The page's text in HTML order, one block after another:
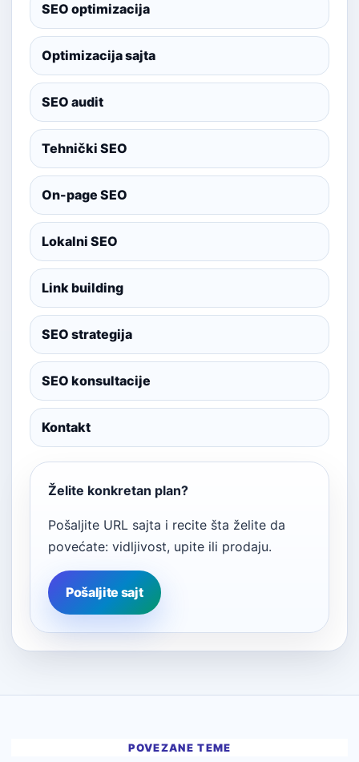
SEO optimizacija
Optimizacija sajta
SEO audit
Tehnički SEO
On-page SEO
Lokalni SEO
Link building
SEO strategija
SEO konsultacije
Kontakt
Želite konkretan plan?
Pošaljite URL sajta i recite šta želite da
povećate: vidljivost, upite ili prodaju.
Pošaljite sajt
POVEZANE TEME